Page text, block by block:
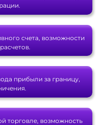
счета, возможности
прибыли за границу,
торговле, возможность